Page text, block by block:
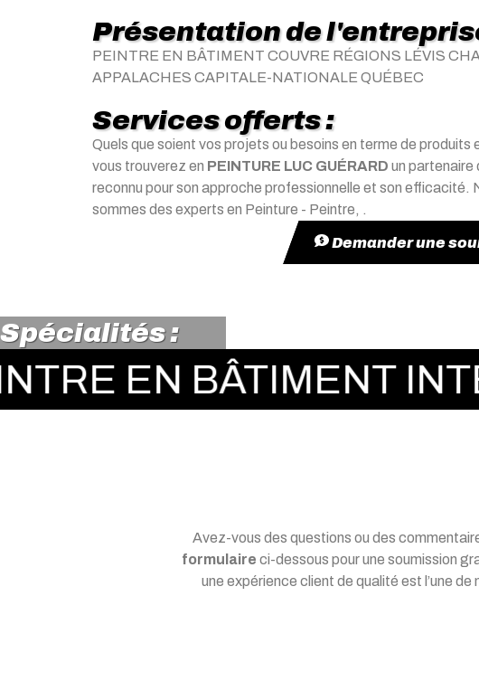
Présentation de
PEINTRE EN BÂTIMENT COUVRE RÉGIONS LÉVIS
APPALACHES CAPITALE-NATIONALE QUÉBEC
Services offerts :
Quels que soient vos projets ou besoins en terme de produits
vous trouverez en PEINTURE LUC GUÉRARD un partenaire
reconnu pour son approche professionnelle et son efficacité.
sommes des experts en Peinture - Peintre, .
Demander une
Spécialités :
BÂTIMENT
Avez-vous des questions ou des
formulaire ci-dessous pour une soumission
une expérience client de qualité est l’une